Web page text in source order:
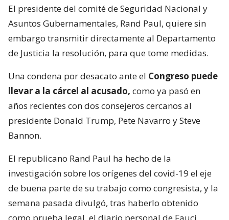
El presidente del comité de Seguridad Nacional y
Asuntos Gubernamentales, Rand Paul, quiere sin
embargo transmitir directamente al Departamento
de Justicia la resolución, para que tome medidas.
Una condena por desacato ante el Congreso puede
llevar a la cárcel al acusado, como ya pasó en
años recientes con dos consejeros cercanos al
presidente Donald Trump, Pete Navarro y Steve
Bannon.
El republicano Rand Paul ha hecho de la
investigación sobre los orígenes del covid-19 el eje
de buena parte de su trabajo como congresista, y la
semana pasada divulgó, tras haberlo obtenido
como prueba legal, el diario personal de Fauci